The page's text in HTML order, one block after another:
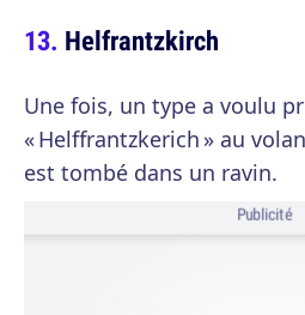
Helfrantzkirch
Une fois, un type a voulu
« Helffrantzkerich » au
est tombé dans un ravin.
Publicité